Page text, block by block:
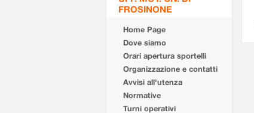
FROSINONE
Home Page
Dove siamo
Orari apertura sportelli
Organizzazione e contatti
Avvisi all'utenza
Normative
Turni operativi